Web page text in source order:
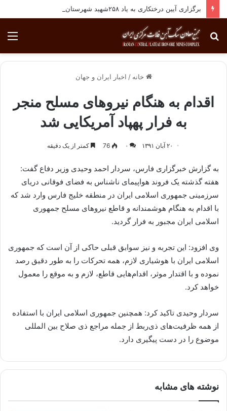
برگزاری آیین درختکاری به یاد ۲۵۸شهید شهرستان بافق
جستجو
برای
خانه / اخبار ایران و جهان
اقدام به هنگام نیروهای مسلح منجر
به فرار پهپاد آمریکایی شد
۲۰ آبان ۱۳۹۱ ۰ 76 کمتر از یک دقیقه
به گزارش خبرگزاری فارس، سردار احمد وحیدی وزیر دفاع گفت:
هفته گذشته یک فروند هواپیمای ناشناس به فضای فوقانی دریای
سرزمینی جمهوری اسلامی ایران در منطقه خلیج فارس وارد شد که
با اقدام به هنگام هوشمندانه و قاطع نیروهای مسلح جمهوری
اسلامی ایران مجبور به فرار گردید.
وی افزود: این تجربه و نیز سوابق قبلی حاکی از آن است که جمهوری
اسلامی ایران با هوشیاری لازم، همه تحرکات را به طور دقیق رصد
نموده و با اقتدار موثر، اقدام‌هایی قاطع، لازم و به موقع را معمول
خواهد کرد.
سردار وحیدی تاکید کرد: همچنین جمهوری اسلامی ایران با استفاده
از همه ظرفیت‌های ذی‌ربط از جمله مراجع ذی صلاح بین المللی
موضوع را در دست پیگیری دارد.
نوشته های مشابه